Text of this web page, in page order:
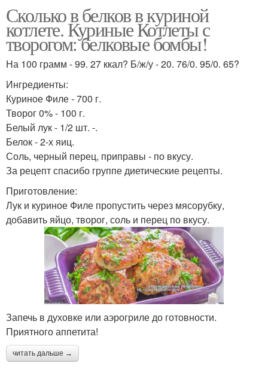
Сколько в белков в куриной
котлете. Куриные Котлеты с
творогом: белковые бомбы!
На 100 грамм - 99. 27 ккал? Б/ж/у - 20. 76/0. 95/0. 65?
Ингредиенты:
Куриное Филе - 700 г.
Творог 0% - 100 г.
Белый лук - 1/2 шт. -.
Белок - 2-х яиц.
Соль, черный перец, приправы - по вкусу.
За рецепт спасибо группе диетические рецепты.
Приготовление:
Лук и куриное Филе пропустить через мясорубку,
добавить яйцо, творог, соль и перец по вкусу.
Запечь в духовке или аэрогриле до готовности.
Приятного аппетита!
читать дальше →